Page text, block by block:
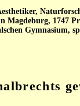
Magdeburg, 1747
Gymnasium,